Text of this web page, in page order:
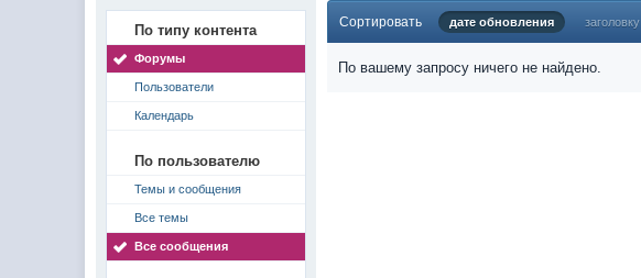
По типу контента
Форумы
Пользователи
Календарь
По пользователю
Темы и сообщения
Все темы
Все сообщения
Сортировать дате обновления заголовку
По вашему запросу ничего не найдено.